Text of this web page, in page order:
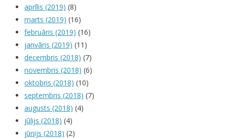
aprīlis (2019) (8)
marts (2019) (16)
februāris (2019) (16)
janvāris (2019) (11)
decembris (2018) (7)
novembris (2018) (6)
oktobris (2018) (10)
septembris (2018) (7)
augusts (2018) (4)
jūlijs (2018) (4)
jūnijs (2018) (2)